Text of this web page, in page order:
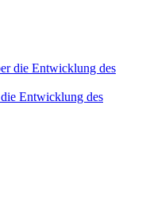
Entwicklung des